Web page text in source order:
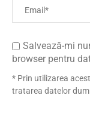
Salvează-mi
browser pentru
* Prin utilizarea
tratarea datelor